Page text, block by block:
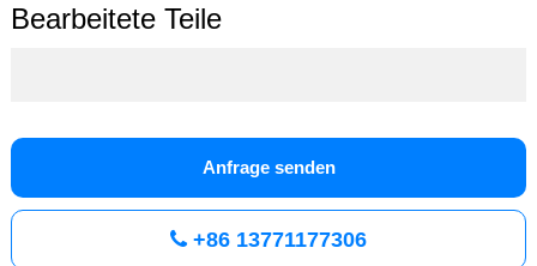
Bearbeitete Teile
Anfrage senden
+86 13771177306